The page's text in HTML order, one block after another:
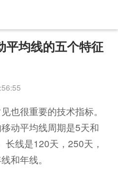
平均线的五个特征
也很重要的技术指标。
动平均线周期是5天和
线是120天，250天，
和年线。